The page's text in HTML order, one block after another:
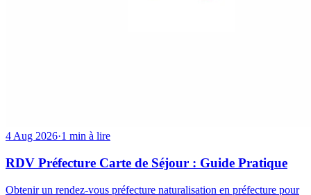
4 Aug 2026·1 min à lire
RDV Préfecture Carte de Séjour : Guide Pratique
Obtenir un rendez-vous préfecture naturalisation en préfecture pour